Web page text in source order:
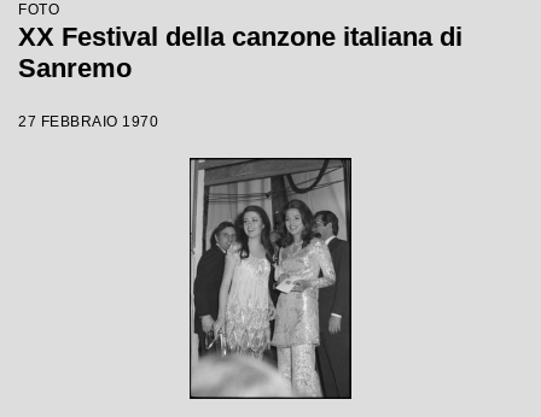
FOTO
XX Festival della canzone italiana di
Sanremo
27 FEBBRAIO 1970